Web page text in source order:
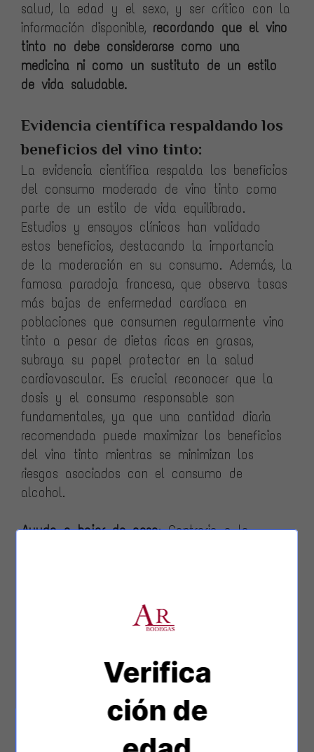
salud, la edad y el sexo, y ser crítico con la
información disponible, recordando que el vino
tinto no debe considerarse como una
medicina ni como un sustituto de un estilo
de vida saludable.
Evidencia científica respaldando los
beneficios del vino tinto:
La evidencia científica respalda los beneficios
del consumo moderado de vino tinto como
parte de un estilo de vida equilibrado.
Estudios y ensayos clínicos han validado
estos beneficios, destacando la importancia
de la moderación en su consumo. Además, la
famosa paradoja francesa, que observa tasas
más bajas de enfermedad cardíaca en
poblaciones que consumen regularmente vino
tinto a pesar de dietas ricas en grasas,
subraya su papel protector en la salud
cardiovascular. Es crucial reconocer que la
dosis y el consumo responsable son
fundamentales, ya que una cantidad diaria
recomendada puede maximizar los beneficios
del vino tinto mientras se minimizan los
riesgos asociados con el consumo de
alcohol.
Ayuda a bajar de peso: Contrario a la
propiedad se ve reforzada cuando se combina
con una dieta equilibrada y un estilo de vida
para quienes buscan mantener un peso
Aliado contra el cansancio: El resveratrol
presente en el vino tinto puede combatir la
Verifica
ción de